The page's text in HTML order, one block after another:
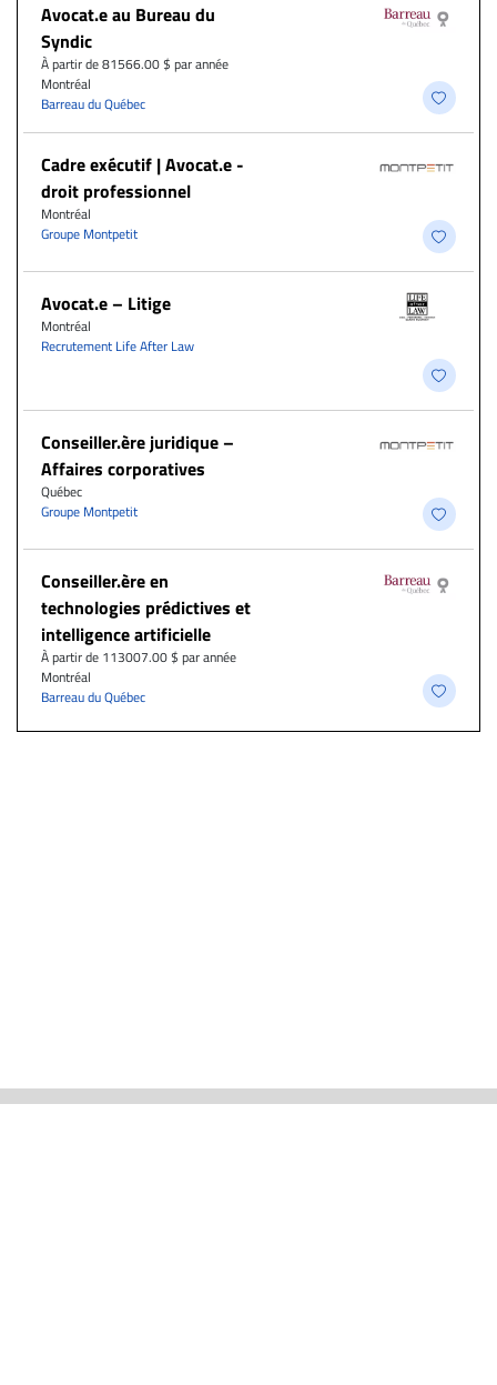
Avocat.e au Bureau du
Syndic
À partir de 81566.00 $ par année
Montréal
Barreau du Québec
Cadre exécutif | Avocat.e -
droit professionnel
Montréal
Groupe Montpetit
Avocat.e – Litige
Montréal
Recrutement Life After Law
Conseiller.ère juridique –
Affaires corporatives
Québec
Groupe Montpetit
Conseiller.ère en
technologies prédictives et
intelligence artificielle
À partir de 113007.00 $ par année
Montréal
Barreau du Québec